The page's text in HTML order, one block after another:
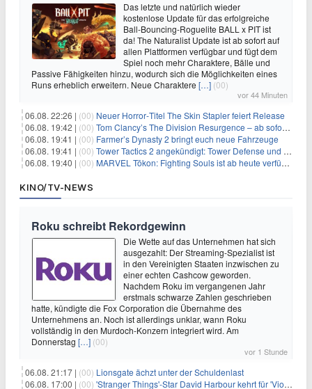
Das letzte und natürlich wieder
kostenlose Update für das erfolgreiche
Ball-Bouncing-Roguelite BALL x PIT ist
da! The Naturalist Update ist ab sofort auf
allen Plattformen verfügbar und fügt dem
Spiel noch mehr Charaktere, Bälle und
Passive Fähigkeiten hinzu, wodurch sich die Möglichkeiten eines
Runs erheblich erweitern. Neue Charaktere […] (00)
vor 44 Minuten
06.08. 22:26 | (00) Neuer Horror‑Titel The Skin Stapler feiert Release
06.08. 19:42 | (00) Tom Clancy’s The Division Resurgence – ab sofort für euch verfügbar
06.08. 19:41 | (00) Farmer’s Dynasty 2 bringt euch neue Fahrzeuge
06.08. 19:41 | (00) Tower Tactics 2 angekündigt: Tower Defense und Deckbuilding Kombo kehrt zurück
06.08. 19:40 | (00) MARVEL Tōkon: Fighting Souls ist ab heute verfügbar
KINO/TV-NEWS
Roku schreibt Rekordgewinn
Die Wette auf das Unternehmen hat sich
ausgezahlt: Der Streaming-Spezialist ist
in den Vereinigten Staaten inzwischen zu
einer echten Cashcow geworden.
Nachdem Roku im vergangenen Jahr
erstmals schwarze Zahlen geschrieben
hatte, kündigte die Fox Corporation die Übernahme des
Unternehmens an. Noch ist allerdings unklar, wann Roku
vollständig in den Murdoch-Konzern integriert wird. Am
Donnerstag […] (00)
vor 1 Stunde
06.08. 21:17 | (00) Lionsgate ächzt unter der Schuldenlast
06.08. 17:00 | (00) 'Stranger Things'-Star David Harbour kehrt für 'Violent Night 2' zurück – Kristen Bell stößt zur Besetzung